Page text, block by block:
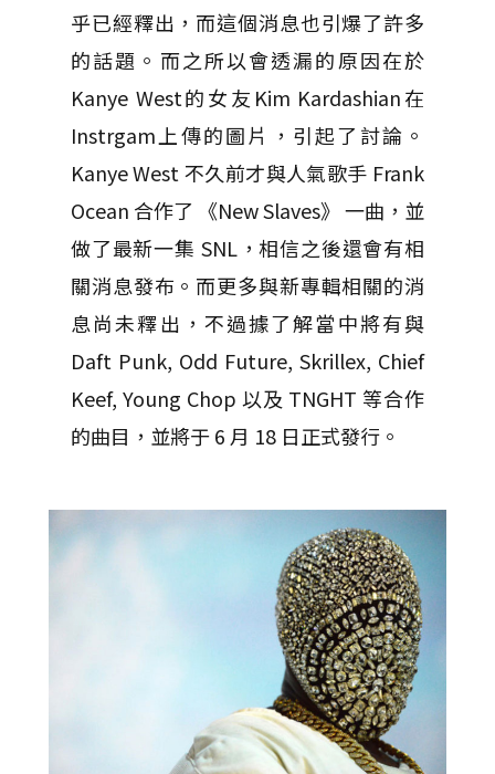
乎已經釋出，而這個消息也引爆了許多
的話題。而之所以會透漏的原因在於
Kanye West的女友Kim Kardashian在
Instrgam上傳的圖片，引起了討論。
Kanye West 不久前才與人氣歌手 Frank
Ocean 合作了 《New Slaves》 一曲，並
做了最新一集 SNL，相信之後還會有相
關消息發布。而更多與新專輯相關的消
息尚未釋出，不過據了解當中將有與
Daft Punk, Odd Future, Skrillex, Chief
Keef, Young Chop 以及 TNGHT 等合作
的曲目，並將于 6 月 18 日正式發行。